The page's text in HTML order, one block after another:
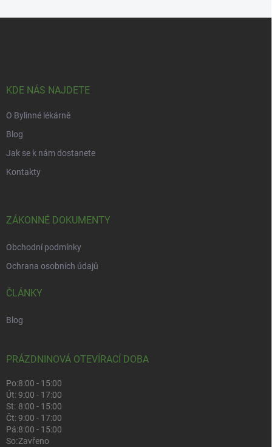
KDE NÁS NAJDETE
O Bylinné lékárně
Blog
Jak se k nám dostanete
Kontakty
ZÁKONNÉ DOKUMENTY
Obchodní podmínky
Ochrana osobních údajů
ČLÁNKY
Blog
PRÁZDNINOVÁ OTEVÍRACÍ DOBA
Po:8:00 - 15:00
Út:9:00 - 17:00
St: 8:00 - 15:00
Čt:9:00 - 17:00
Pá:8:00 - 15:00
So:Zavřeno